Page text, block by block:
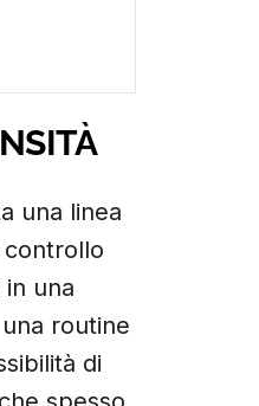
una linea
controllo
una
routine
di